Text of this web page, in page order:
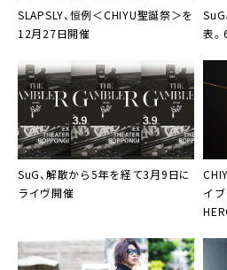
SLAPSLY、恒例＜CHIYU聖誕祭＞を
12月27日開催
表
SuG、解散から5年を経て3月9日に
ライヴ開催
イ